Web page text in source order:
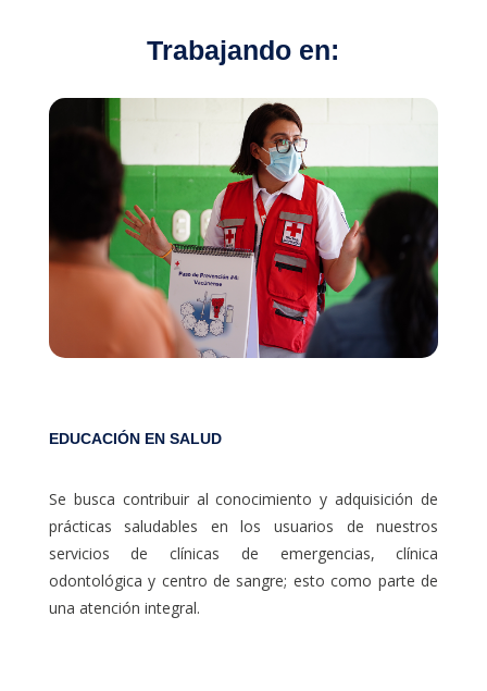
Trabajando en:
EDUCACIÓN EN SALUD
Se busca contribuir al conocimiento y adquisición de
prácticas saludables en los usuarios de nuestros
servicios de clínicas de emergencias, clínica
odontológica y centro de sangre; esto como parte de
una atención integral.